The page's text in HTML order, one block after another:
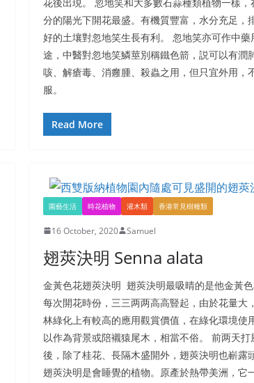
分的陽光下開花最盛。有機質豐富，水分充足，
好的土壤對忽地笑生長有利。 忽地笑亦可作中藥
途，中醫對忽地笑鱗莖別稱鐵色箭，説可以有潤
咳、解瘡毒、消癰腫、殺蟲之用，但只宜外用，
服。
Read More
園藝生活 時花植物 灌木類 香港常見樹種類
16 October, 2020 Samuel
翅莢決明 Senna alata
金黃色花翅莢決明 翅莢決明最吸晴的是他金黃色
每次開花時份，三三两两高高豎起，由於花量大
林綠化上有較高的應用觀賞價值，在綠化環境使
以作為背景或陪襯猿尾木，相當不俗。 前两天打
後，除了桂花、長隔木盛開外，翅莢決明也嶄露
翅莢決明是會睡覺的植物。原產於熱帶美洲，它